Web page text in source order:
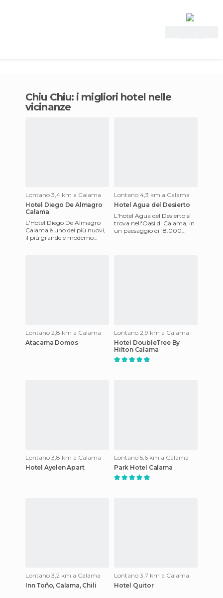
Chiu Chiu: i migliori hotel nelle
vicinanze
Lontano 3,4 km a Calama
Hotel Diego De Almagro
Calama
L'Hotel Diego De Almagro
Calama è uno dei più nuovi,
il più grande e moderno
Lontano 4,3 km a Calama
Hotel Agua del Desierto
L'hotel Agua del Desierto si
trova nell'Oasi di Calama, in
un paesaggio di 18.000
Lontano 2,8 km a Calama
Atacama Domos
Lontano 2,9 km a Calama
Hotel DoubleTree By
Hilton Calama
Lontano 3,8 km a Calama
Hotel Ayelen Apart
Lontano 5,6 km a Calama
Park Hotel Calama
Lontano 3,2 km a Calama
Inn Toño, Calama, Chili
Lontano 3,7 km a Calama
Hotel Quitor